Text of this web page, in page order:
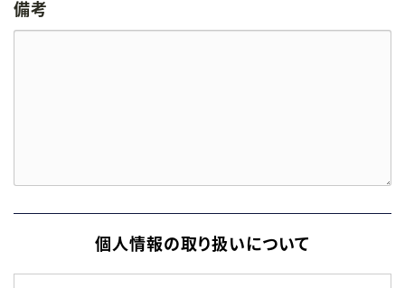
備考
個人情報の取り扱いについて